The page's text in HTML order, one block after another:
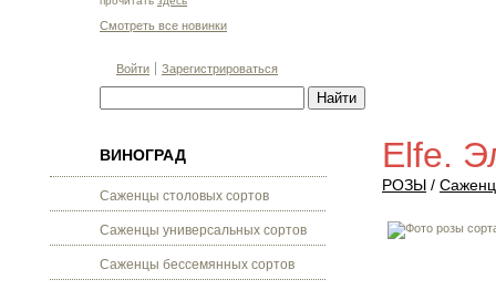
Смотреть все новинки
Войти Зарегистрироваться
ВИНОГРАД
Саженцы столовых сортов
Саженцы универсальных сортов
Саженцы бессемянных сортов
Elfe.
РОЗЫ /